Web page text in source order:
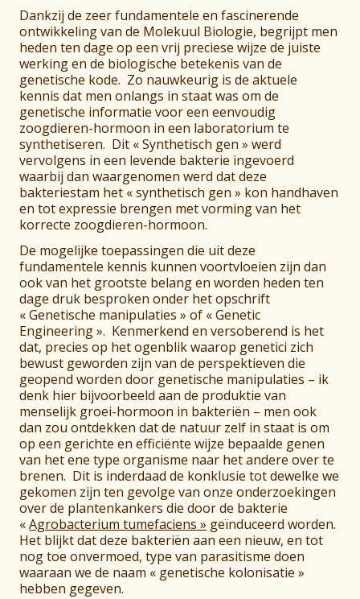
Dankzij de zeer fundamentele en fascinerende
ontwikkeling van de Molekuul Biologie, begrijpt men
heden ten dage op een vrij preciese wijze de juiste
werking en de biologische betekenis van de
genetische kode. Zo nauwkeurig is de aktuele
kennis dat men onlangs in staat was om de
genetische informatie voor een eenvoudig
zoogdieren-hormoon in een laboratorium te
synthetiseren. Dit « Synthetisch gen » werd
vervolgens in een levende bakterie ingevoerd
waarbij dan waargenomen werd dat deze
bakteriestam het « synthetisch gen » kon handhaven
en tot expressie brengen met vorming van het
korrecte zoogdieren-hormoon.
De mogelijke toepassingen die uit deze
fundamentele kennis kunnen voortvloeien zijn dan
ook van het grootste belang en worden heden ten
dage druk besproken onder het opschrift
« Genetische manipulaties » of « Genetic
Engineering ». Kenmerkend en versoberend is het
dat, precies op het ogenblik waarop genetici zich
bewust geworden zijn van de perspektieven die
geopend worden door genetische manipulaties – ik
denk hier bijvoorbeeld aan de produktie van
menselijk groei-hormoon in bakteriën – men ook
dan zou ontdekken dat de natuur zelf in staat is om
op een gerichte en efficiënte wijze bepaalde genen
van het ene type organisme naar het andere over te
brenen. Dit is inderdaad de konklusie tot dewelke we
gekomen zijn ten gevolge van onze onderzoekingen
over de plantenkankers die door de bakterie
«Agrobacterium tumefaciens » geïnduceerd worden.
Het blijkt dat deze bakteriën aan een nieuw, en tot
nog toe onvermoed, type van parasitisme doen
waaraan we de naam « genetische kolonisatie »
hebben gegeven.